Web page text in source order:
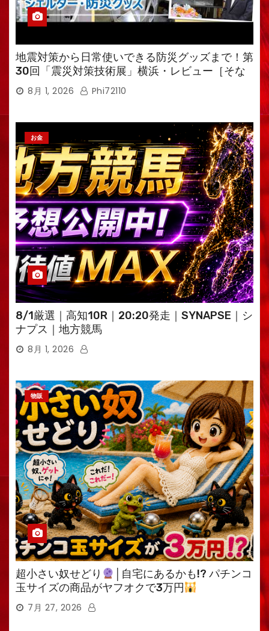
地震対策から日常使いできる防災グッズまで！第
30回「震災対策技術展」横浜・レビュー［そな
えるTV・高荷智也］
8月 1, 2026 Phi72110
お金
8/1厳選｜高知10R｜20:20発走｜SYNAPSE｜シ
ナプス｜地方競馬
8月 1, 2026
物販
超小さい奴せどり
│自宅にあるかも!? パチンコ
玉サイズの商品がヤフオクで3万円
7月 27, 2026